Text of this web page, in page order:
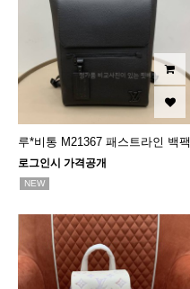
루*비통 M21367 패스트라인 백팩
로그인시 가격공개
NEW